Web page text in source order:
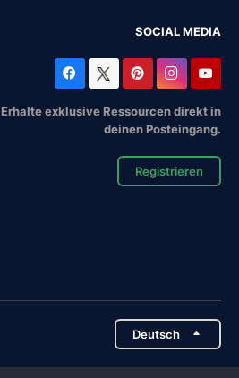
SOCIAL MEDIA
Erhalte exklusive Ressourcen direkt in
deinen Posteingang.
Registrieren
Deutsch